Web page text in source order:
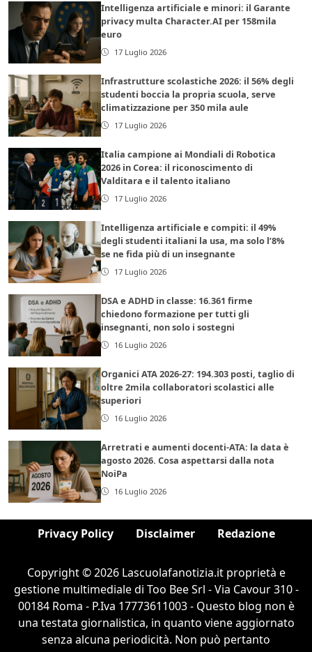
Intelligenza artificiale e minori: il Garante
privacy multa Character.AI per 158mila
euro
17 Luglio 2026
Infrastrutture scolastiche 2026: il 56% degli
studenti boccia la propria scuola, serve
climatizzazione per 350 mila aule
17 Luglio 2026
Italia campione ai Mondiali di Robotica
2026 in Corea: il riconoscimento di
Valditara e il talento italiano
17 Luglio 2026
Intelligenza artificiale e compiti: il 49%
degli studenti italiani la usa, ma solo l’8%
se ne fida più di un insegnante
17 Luglio 2026
DSA e ADHD in classe: 16.361 firme
chiedono formazione per tutti gli
insegnanti, non solo i sostegni
16 Luglio 2026
Organici ATA 2026-27: 194.303 posti, taglio di
oltre 2mila collaboratori scolastici alle
superiori
16 Luglio 2026
Arretrati e aumenti docenti-ATA: la data è
agosto 2026. Cosa aspettarsi dalla nota
NoiPa
16 Luglio 2026
Privacy Policy Disclaimer Redazione
Copyright © 2026 Lascuolafanotizia.it proprietà e
gestione multimediale di Too Bee Srl - Via Cavour 310 -
00184 Roma - P.Iva 17773611003 - Questo blog non è
una testata giornalistica, in quanto viene aggiornato
senza alcuna periodicità. Non può pertanto